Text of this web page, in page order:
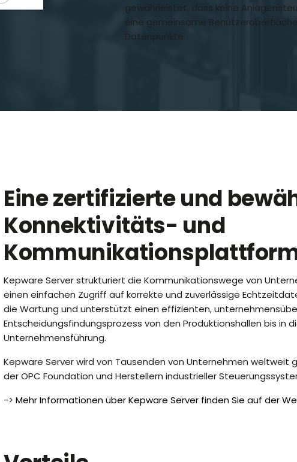
gewährleistet, dass keine
eine gemeinsame
Datenpunkte.
Eine zertifizierte und
Konnektivitäts- und
Kepware Server strukturiert die Kommunikationswege von
einen einfachen Zugriff auf korrekte und zuverlässige
die Wartung und unterstützt einen effizienten,
Entscheidungsfindungsprozess von den Produktionshallen bis in
Unternehmensführung.
Kepware Server wird von Tausenden von Unternehmen weltweit
der OPC Foundation und Herstellern industrieller
-> Mehr Informationen über Kepware Server finden Sie auf der